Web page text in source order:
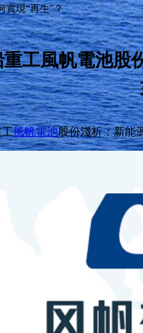
實現“再生”？
工風帆電池股
工風帆電池股份淺析：新能